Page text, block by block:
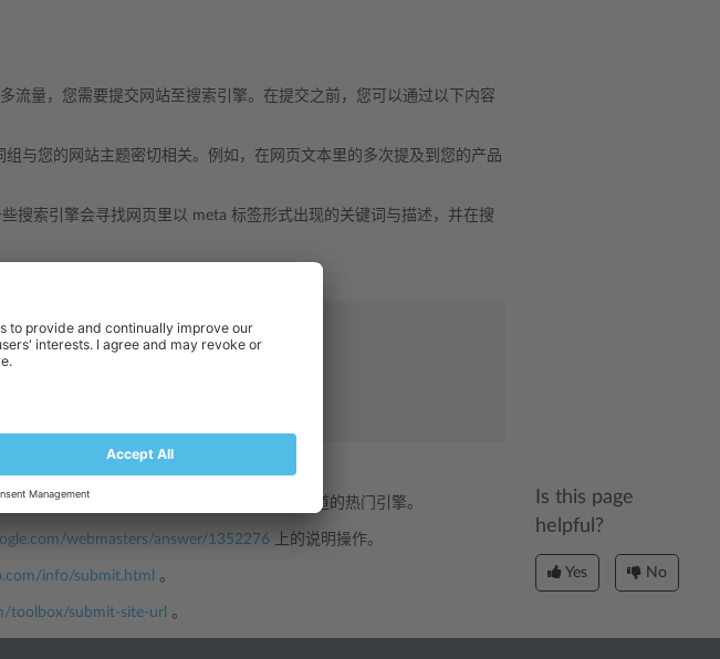
流量，您需要提交网站至搜索引擎。在提交之前，您可以通过以下内容
与您的网站主题密切相关。例如，在网页文本里的多次提及到您的产品
搜索引擎会寻找网页里以 meta 标签形式出现的关键词与描述，并在搜
网页里包含下面标签：
，如 Google、Yahoo、Bing 以及其它您知道的热门引擎。
webmasters/answer/1352276 上的说明操作。
info/submit.html 。
toolbox/submit-site-url 。
Is this page
helpful?
Yes No